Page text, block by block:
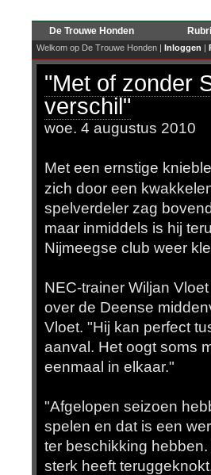
De Trouwe Honden
Welkom op De Trouwe Honden | Inloggen |
"Met of zonder
verschil"
woe. 4 augustus 2010
Met een ernstige
zich door een
spelverdeler zag
maar inmiddels is hij
Nijmeegse club weer
NEC-trainer Wiljan
over de Deense
Vloet. "Hij kan perfect
aanval. Het oogt soms
eenmaal in elkaar."
"Afgelopen seizoen
spelen en dat is een
ter beschikking
sterk heeft